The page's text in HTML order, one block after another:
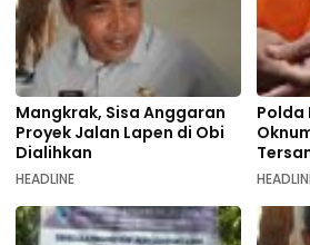
Mangkrak, Sisa Anggaran
Proyek Jalan Lapen di Obi
Dialihkan
HEADLINE
Polda